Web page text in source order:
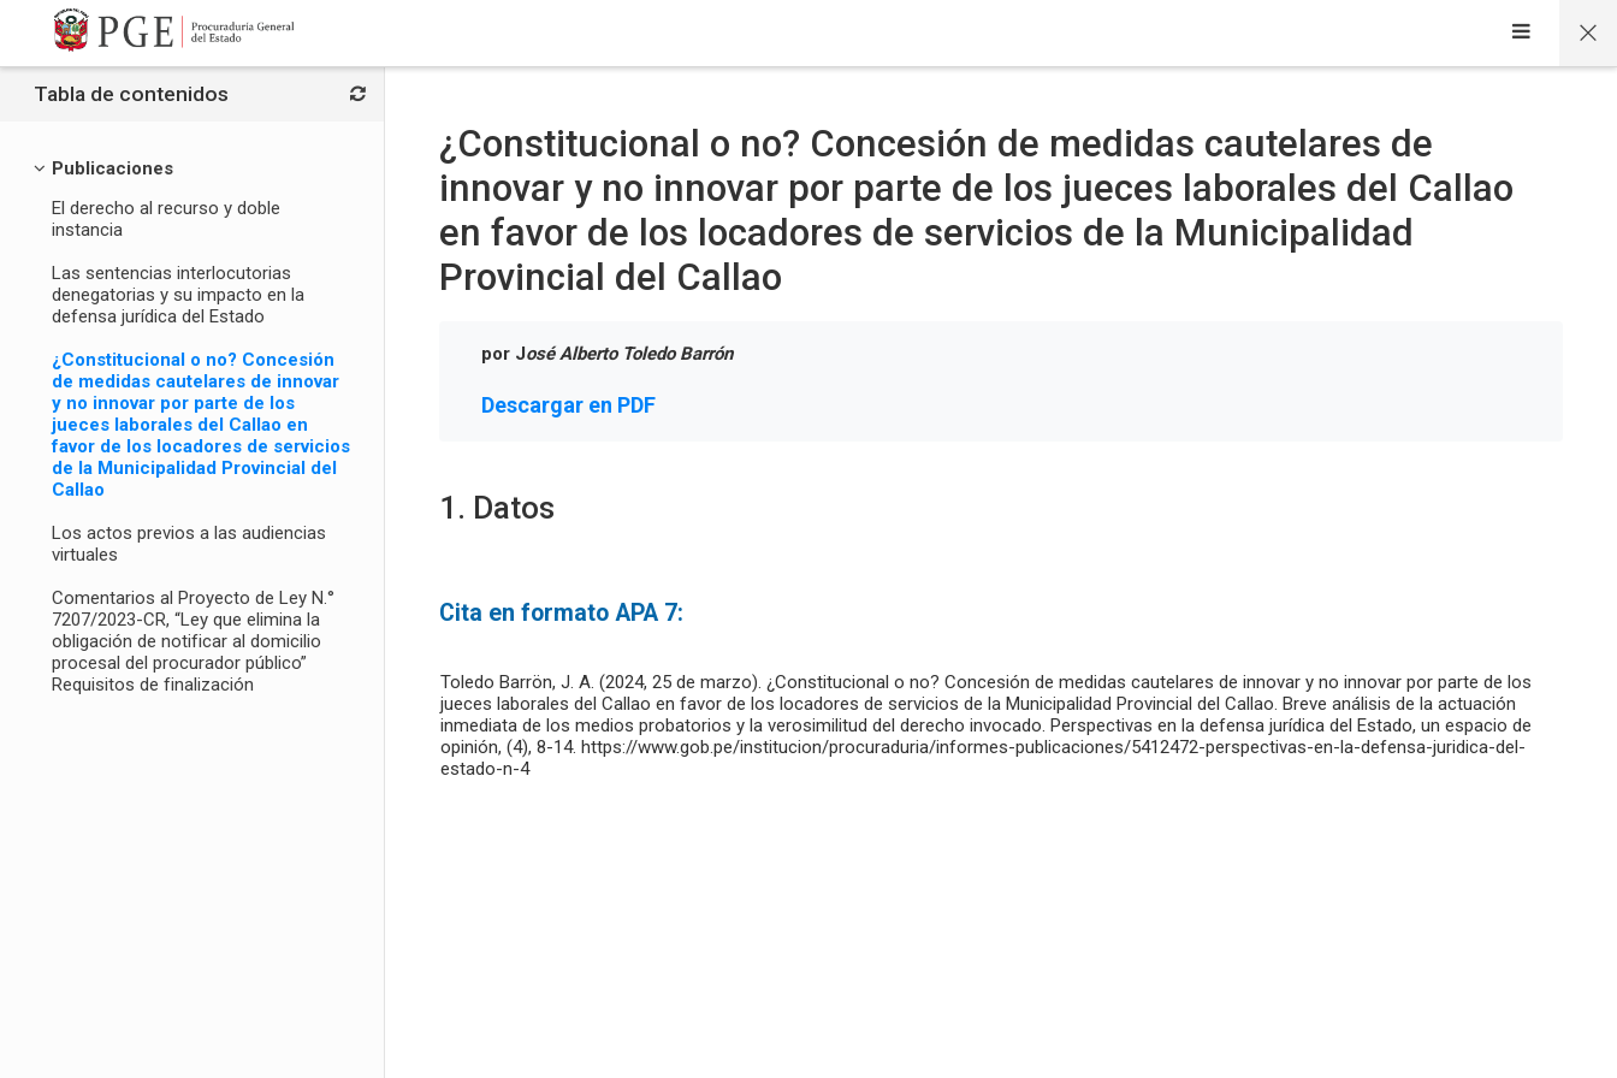
Salta al contenido principal
Tabla de contenidos
Publicaciones
El derecho al recurso y doble
instancia
Las sentencias interlocutorias
denegatorias y su impacto en la
defensa jurídica del Estado
¿Constitucional o no? Concesión
de medidas cautelares de innovar
y no innovar por parte de los
jueces laborales del Callao en
favor de los locadores de servicios
de la Municipalidad Provincial del
Callao
Los actos previos a las audiencias
virtuales
Comentarios al Proyecto de Ley N.°
7207/2023-CR, “Ley que elimina la
obligación de notificar al domicilio
procesal del procurador público”
Requisitos de finalización
¿Constitucional o no? Concesión de medidas cautelares de
innovar y no innovar por parte de los jueces laborales del Callao
en favor de los locadores de servicios de la Municipalidad
Provincial del Callao
por José Alberto Toledo Barrón
Descargar en PDF
1. Datos
Toledo Barrön, J. A. (2024, 25 de marzo). ¿Constitucional o no? Concesión de medidas cautelares de innovar y no innovar por parte de los
jueces laborales del Callao en favor de los locadores de servicios de la Municipalidad Provincial del Callao. Breve análisis de la actuación
inmediata de los medios probatorios y la verosimilitud del derecho invocado. Perspectivas en la defensa jurídica del Estado, un espacio de
opinión, (4), 8-14. https://www.gob.pe/institucion/procuraduria/informes-publicaciones/5412472-perspectivas-en-la-defensa-juridica-del-
estado-n-4
Cita en formato APA 7: